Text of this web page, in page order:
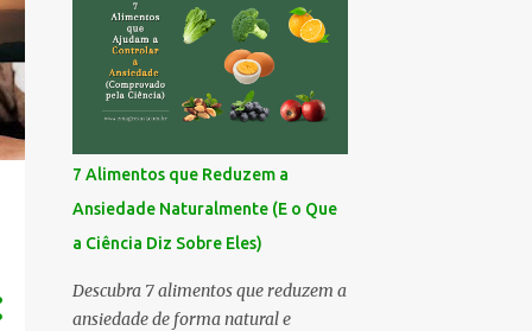
7 Alimentos que Reduzem a
Ansiedade Naturalmente (E o Que
a Ciência Diz Sobre Eles)
Descubra 7 alimentos que reduzem a
ansiedade de forma natural e